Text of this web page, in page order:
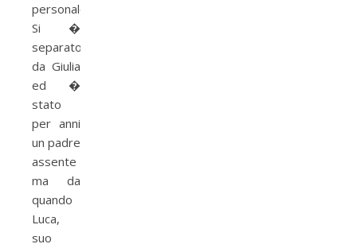
personale.
Si �
separato
da Giulia
ed �
stato
per anni
un padre
assente
ma da
quando
Luca,
suo